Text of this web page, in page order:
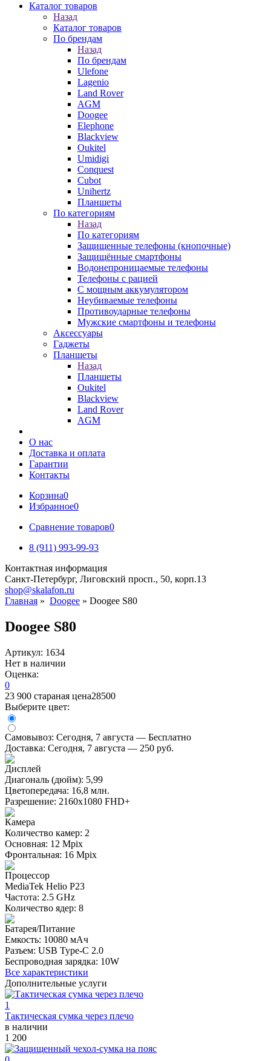
Каталог товаров
Назад
Каталог товаров
По брендам
Назад
По брендам
Ulefone
Lagenio
Land Rover
AGM
Doogee
Elephone
Blackview
Oukitel
Umidigi
Conquest
Cubot
Unihertz
Планшеты
По категориям
Назад
По категориям
Защищенные телефоны (кнопочные)
Защищённые смартфоны
Водонепроницаемые телефоны
Телефоны с рацией
С мощным аккумулятором
Неубиваемые телефоны
Противоударные телефоны
Мужские смартфоны и телефоны
Аксессуары
Гаджеты
Планшеты
Назад
Планшеты
Oukitel
Blackview
Land Rover
AGM
О нас
Доставка и оплата
Гарантии
Контакты
Корзина0
Избранное0
Сравнение товаров0
8 (911) 993-99-93
Контактная информация
Санкт-Петербург, Лиговский просп., 50, корп.13
shop@skalafon.ru
Главная » Doogee » Doogee S80
Doogee S80
Артикул: 1634
Нет в наличии
Оценка:
0
23 900 стараная цена28500
Выберите цвет:
Самовывоз: Сегодня, 7 августа — Бесплатно
Доставка: Сегодня, 7 августа — 250 руб.
Дисплей
Диагональ (дюйм): 5,99
Цветопередача: 16,8 млн.
Разрешение: 2160х1080 FHD+
Камера
Количество камер: 2
Основная: 12 Mpix
Фронтальная: 16 Mpix
Процессор
MediaTek Helio P23
Частота: 2.5 GHz
Количество ядер: 8
Батарея/Питание
Емкость: 10080 мАч
Разъем: USB Type-C 2.0
Беспроводная зарядка: 10W
Все характеристики
Дополнительные услуги
1
Тактическая сумка через плечо
в наличии
1 200